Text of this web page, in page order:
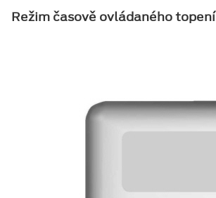
Režim časově ovládaného topení